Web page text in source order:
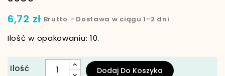
6,72 zł Brutto Dostawa w ciągu 1-2 dni
Ilość w opakowaniu: 10.
Ilość Dodaj Do Koszyka